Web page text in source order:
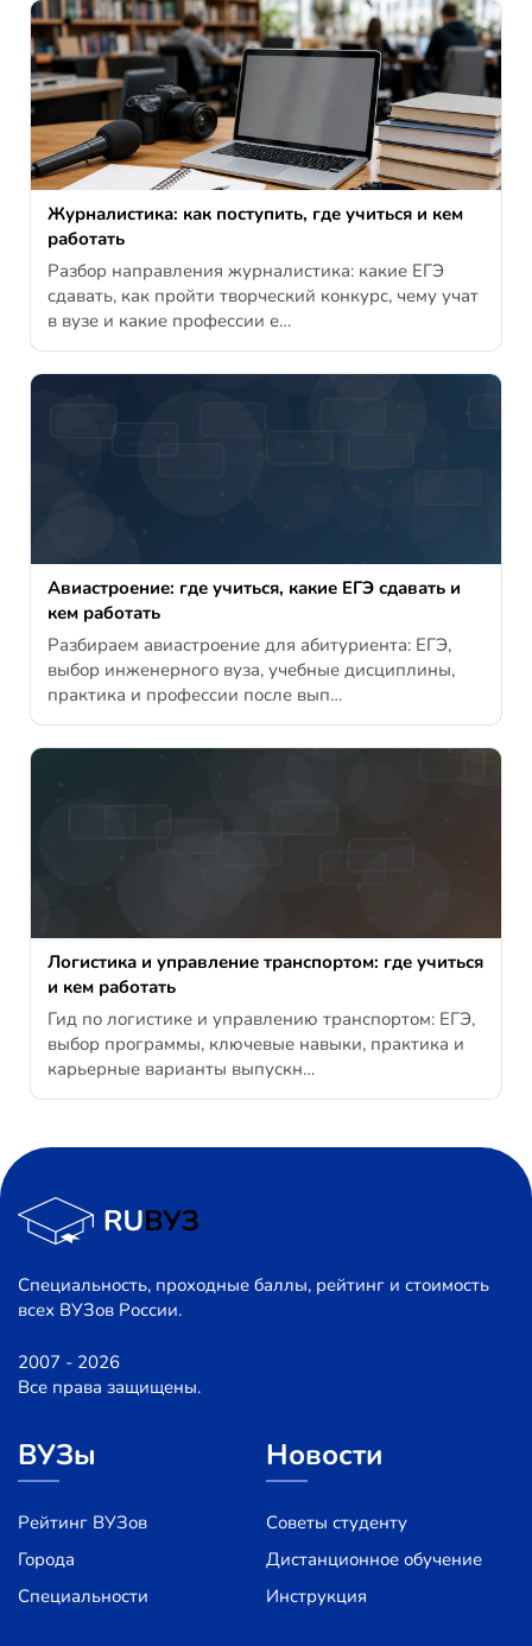
Журналистика: как поступить, где учиться и кем
работать
Разбор направления журналистика: какие ЕГЭ
сдавать, как пройти творческий конкурс, чему учат
в вузе и какие профессии е…
Авиастроение: где учиться, какие ЕГЭ сдавать и
кем работать
Разбираем авиастроение для абитуриента: ЕГЭ,
выбор инженерного вуза, учебные дисциплины,
практика и профессии после вып…
Логистика и управление транспортом: где учиться
и кем работать
Гид по логистике и управлению транспортом: ЕГЭ,
выбор программы, ключевые навыки, практика и
карьерные варианты выпускн…
Специальность, проходные баллы, рейтинг и стоимость
всех ВУЗов России.
2007 - 2026
Все права защищены.
ВУЗы
Рейтинг ВУЗов
Города
Специальности
Новости
Советы студенту
Дистанционное обучение
Инструкция